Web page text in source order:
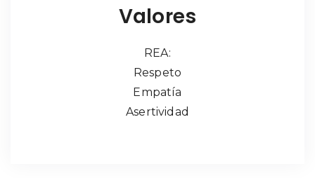
Valores
REA:
Respeto
Empatía
Asertividad